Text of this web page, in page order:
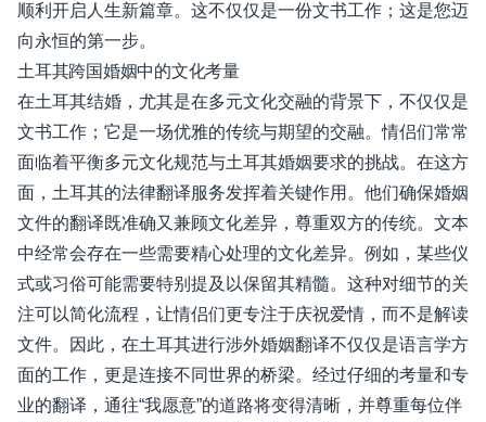
顺利开启人生新篇章。这不仅仅是一份文书工作；这是您迈
向永恒的第一步。
土耳其跨国婚姻中的文化考量
在土耳其结婚，尤其是在多元文化交融的背景下，不仅仅是
文书工作；它是一场优雅的传统与期望的交融。情侣们常常
面临着平衡多元文化规范与土耳其婚姻要求的挑战。在这方
面，土耳其的法律翻译服务发挥着关键作用。他们确保婚姻
文件的翻译既准确又兼顾文化差异，尊重双方的传统。文本
中经常会存在一些需要精心处理的文化差异。例如，某些仪
式或习俗可能需要特别提及以保留其精髓。这种对细节的关
注可以简化流程，让情侣们更专注于庆祝爱情，而不是解读
文件。因此，在土耳其进行涉外婚姻翻译不仅仅是语言学方
面的工作，更是连接不同世界的桥梁。经过仔细的考量和专
业的翻译，通往“我愿意”的道路将变得清晰，并尊重每位伴